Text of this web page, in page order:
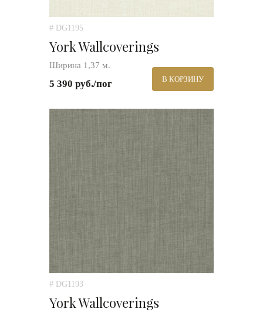
# DG1195
York Wallcoverings
Ширина 1,37 м.
5 390 руб./пог В КОРЗИНУ
# DG1193
York Wallcoverings